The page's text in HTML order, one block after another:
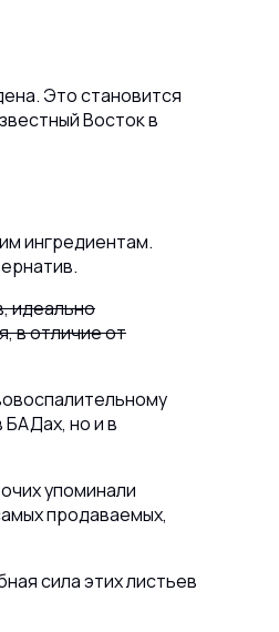
Это становится
Восток в
ингредиентам.
идеально
в отличие от
но и в
упоминали
продаваемых,
сила этих листьев